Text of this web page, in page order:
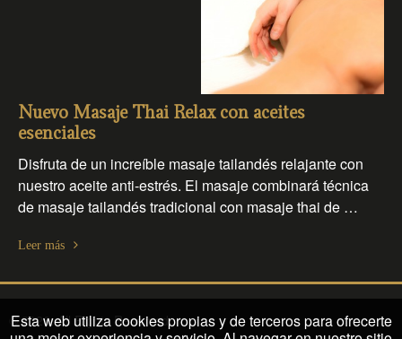
Nuevo Masaje Thai Relax con aceites
esenciales
Disfruta de un increíble masaje tailandés relajante con
nuestro aceite anti-estrés. El masaje combinará técnica
de masaje tailandés tradicional con masaje thai de …
Leer más
© 2026. All Rights Reserved
Esta web utiliza cookies propias y de terceros para ofrecerte